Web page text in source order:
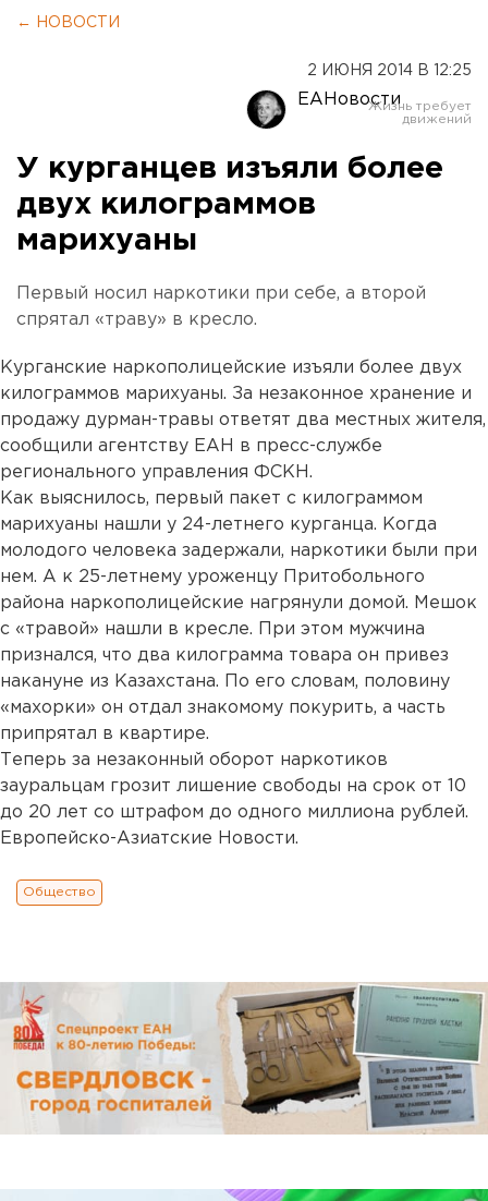
← НОВОСТИ
2 ИЮНЯ 2014 В 12:25
ЕАНовости
У курганцев изъяли более
двух килограммов
марихуаны
Первый носил наркотики при себе, а второй
спрятал «траву» в кресло.
Курганские наркополицейские изъяли более двух
килограммов марихуаны. За незаконное хранение и
продажу дурман-травы ответят два местных жителя,
сообщили агентству ЕАН в пресс-службе
регионального управления ФСКН.
Как выяснилось, первый пакет с килограммом
марихуаны нашли у 24-летнего курганца. Когда
молодого человека задержали, наркотики были при
нем. А к 25-летнему уроженцу Притобольного
района наркополицейские нагрянули домой. Мешок
с «травой» нашли в кресле. При этом мужчина
признался, что два килограмма товара он привез
накануне из Казахстана. По его словам, половину
«махорки» он отдал знакомому покурить, а часть
припрятал в квартире.
Теперь за незаконный оборот наркотиков
зауральцам грозит лишение свободы на срок от 10
до 20 лет со штрафом до одного миллиона рублей.
Европейско-Азиатские Новости.
Общество